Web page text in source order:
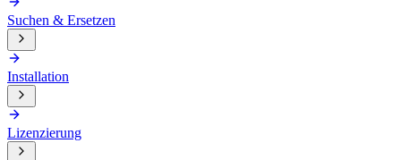
Suchen & Ersetzen
Installation
Lizenzierung